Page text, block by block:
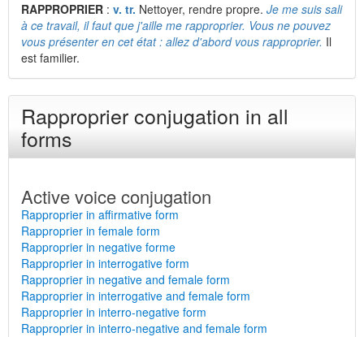
RAPPROPRIER : v. tr. Nettoyer, rendre propre. Je me suis sali
à ce travail, il faut que j'aille me rapproprier. Vous ne pouvez
vous présenter en cet état : allez d'abord vous rapproprier. Il
est familier.
Rapproprier conjugation in all
forms
Active voice conjugation
Rapproprier in affirmative form
Rapproprier in female form
Rapproprier in negative forme
Rapproprier in interrogative form
Rapproprier in negative and female form
Rapproprier in interrogative and female form
Rapproprier in interro-negative form
Rapproprier in interro-negative and female form